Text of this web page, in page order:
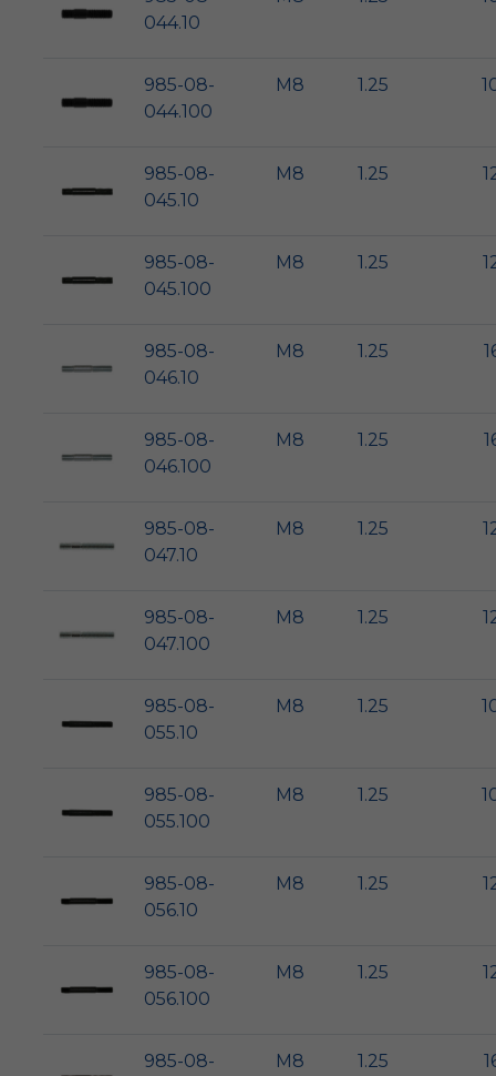
044.10
985-08-
044.100
M8 1.25
985-08-
045.10
M8 1.25
985-08-
045.100
M8 1.25
985-08-
046.10
M8 1.25
985-08-
046.100
M8 1.25
985-08-
047.10
M8 1.25
985-08-
047.100
M8 1.25
985-08-
055.10
M8 1.25
985-08-
055.100
M8 1.25
985-08-
056.10
M8 1.25
985-08-
056.100
M8 1.25
985-08-
M8 1.25